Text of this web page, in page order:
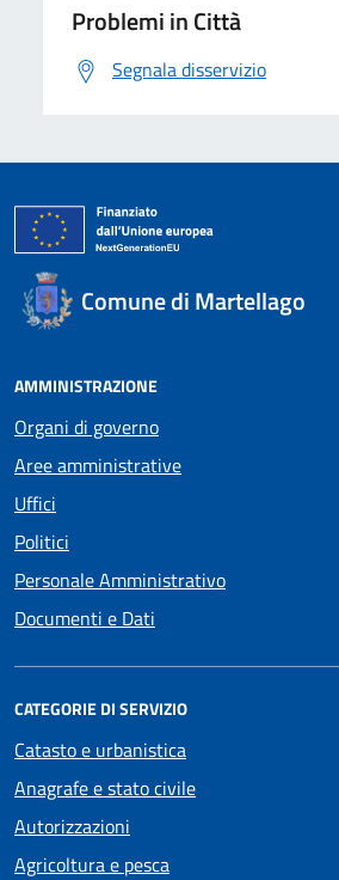
Problemi in Città
Segnala disservizio
Comune di Martellago
AMMINISTRAZIONE
Organi di governo
Aree amministrative
Uffici
Politici
Personale Amministrativo
Documenti e Dati
CATEGORIE DI SERVIZIO
Catasto e urbanistica
Anagrafe e stato civile
Autorizzazioni
Agricoltura e pesca